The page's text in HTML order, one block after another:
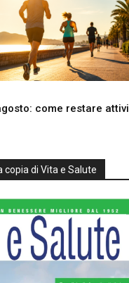
come restare attivi
copia di Vita e Salute